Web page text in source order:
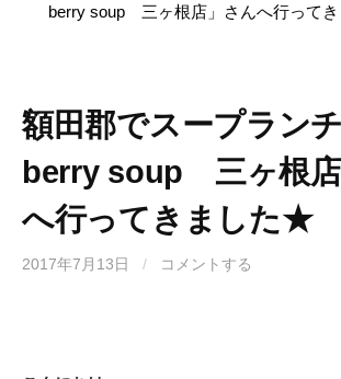
berry soup 三ヶ根店」さんへ行って
額田郡でスープラン
berry soup 三ヶ根
へ行ってきました★
2017年7月13日 / コメントする